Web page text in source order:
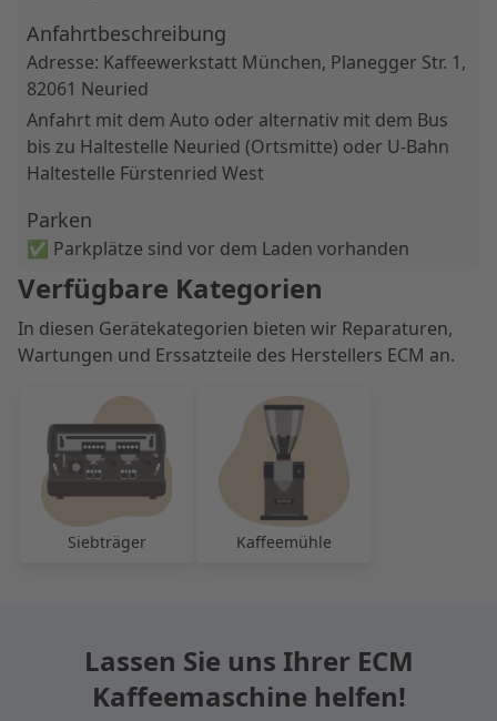
Anfahrtbeschreibung
Adresse: Kaffeewerkstatt München, Planegger Str. 1,
82061 Neuried
Anfahrt mit dem Auto oder alternativ mit dem Bus
bis zu Haltestelle Neuried (Ortsmitte) oder U-Bahn
Haltestelle Fürstenried West
Parken
✅ Parkplätze sind vor dem Laden vorhanden
Verfügbare Kategorien
In diesen Gerätekategorien bieten wir Reparaturen,
Wartungen und Erssatzteile des Herstellers ECM an.
Siebträger Kaffeemühle
Lassen Sie uns Ihrer ECM
Kaffeemaschine helfen!